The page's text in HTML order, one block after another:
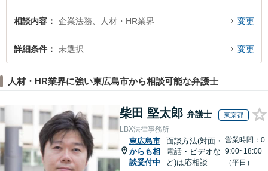
富な近くの弁護士を検索したい』『初回相談無料で人材・HR業界を法律相談で
きる東広島市内の弁護士に相談予約したい』などでお困りの相談者さんにおす
すめです。
相談内容 企業法務、人材・HR業界 変更
詳細条件 未選択 変更
人材・HR業界に強い東広島市から相談可能な弁護士
柴田 堅太郎 弁護士 東京都
LBX法律事務所
東広島市
からも相
談受付中
面談方法(対面・
電話・ビデオな
ど)は応相談
営業時間：0
9:00~18:00
（平日）